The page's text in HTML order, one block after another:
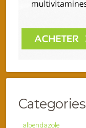
Categories
albendazole